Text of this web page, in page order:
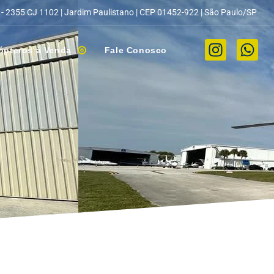
2355 CJ 1102 | Jardim Paulistano | CEP 01452-922 | São Paulo/SP
à Venda Fale Conosco